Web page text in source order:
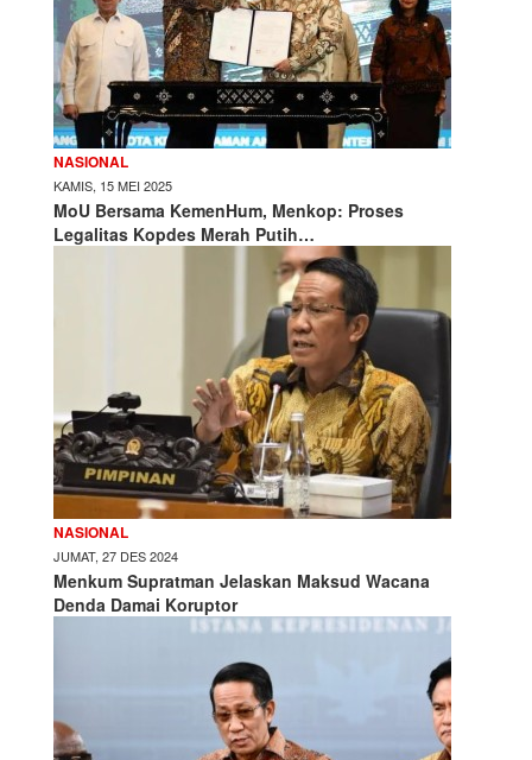
NASIONAL
KAMIS, 15 MEI 2025
MoU Bersama KemenHum, Menkop: Proses
Legalitas Kopdes Merah Putih…
NASIONAL
JUMAT, 27 DES 2024
Menkum Supratman Jelaskan Maksud Wacana
Denda Damai Koruptor